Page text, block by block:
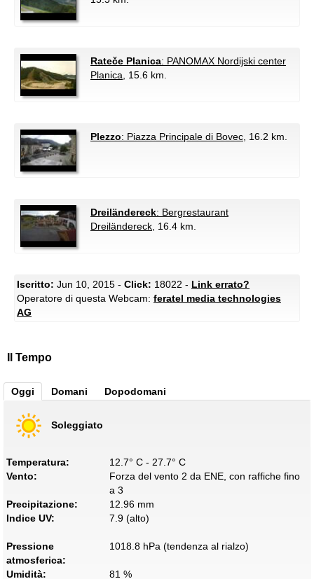
Rateče Planica: PANOMAX Nordijski center
Planica , 15.6 km.
Plezzo: Piazza Principale di Bovec , 16.2 km.
Dreiländereck: Bergrestaurant
Dreiländereck , 16.4 km.
Iscritto: Jun 10, 2015 - Click: 18022 - Link errato?
Operatore di questa Webcam: feratel media technologies
AG
Il Tempo
Oggi Domani Dopodomani
Soleggiato
Temperatura:
12.7° C - 27.7° C
Vento:
Forza del vento 2 da ENE, con raffiche fino
a 3
Precipitazione:
12.96 mm
Indice UV:
7.9 (alto)
Pressione
atmosferica:
1018.8 hPa (tendenza al rialzo)
Umidità:
81 %